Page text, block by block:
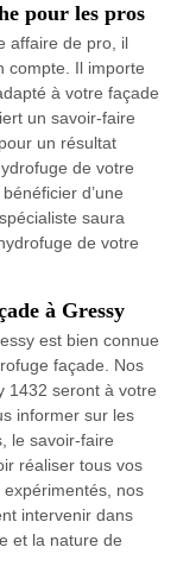
pour les pros
affaire de pro, il
compte. Il importe
à votre façade
un savoir-faire
un résultat
de votre
d’une
saura
de votre
à Gressy
est bien connue
façade. Nos
1432 seront à votre
informer sur les
le savoir-faire
réaliser tous vos
nos
intervenir dans
et la nature de